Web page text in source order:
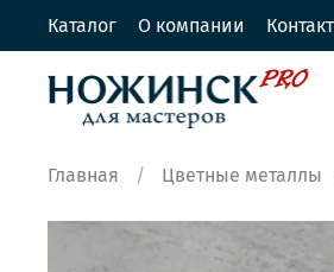
Каталог О компании
Главная Цветные металлы